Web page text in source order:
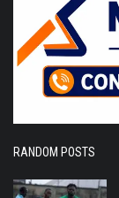
RANDOM POSTS